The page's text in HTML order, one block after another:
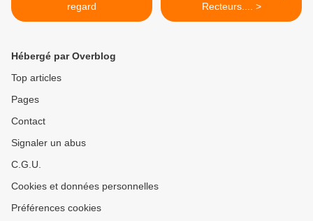
regard
Recteurs.... >
Hébergé par Overblog
Top articles
Pages
Contact
Signaler un abus
C.G.U.
Cookies et données personnelles
Préférences cookies